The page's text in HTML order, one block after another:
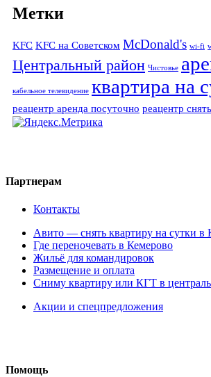
Метки
KFC KFC на Советском McDonald's wi-fi
Центральный район Чистовье
кабельное телевидение квартира на
реацентр аренда посуточно реацентр
Партнерам
Контакты
Авито — снять квартиру на сутки в
Где переночевать в Кемерово
Жильё для командировок
Размещение и оплата
Сниму квартиру или КГТ в
Акции и спецпредложения
Помощь